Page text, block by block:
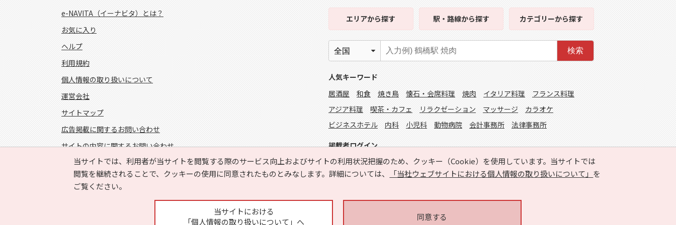
当サイトでは、利用者が当サイトを閲覧する際のサービス向上およびサイトの利用状況把握のため、クッキー（Cookie）を使用しています。当サイトでは
閲覧を継続されることで、クッキーの使用に同意されたものとみなします。詳細については、
「当社ウェブサイトにおける個人情報の取り扱いについて」 を
ご覧ください。
当サイトにおける
「個人情報の取り扱いについて」へ
同意する
e-NAVITA（イーナビタ）とは？
お気に入り
ヘルプ
利用規約
個人情報の取り扱いについて
運営会社
サイトマップ
広告掲載に関するお問い合わせ
サイトの内容に関するお問い合わせ
エリアから探す 駅・路線から探す カテゴリーから探す
検索
人気キーワード
居酒屋
和食 焼き鳥 懐石・会席料理 焼肉 イタリア料理
フランス料理
アジア料理
喫茶・カフェ リラクゼーション マッサージ
カラオケ
ビジネスホテル
内科 小児科 動物病院 会計事務所 法律事務所
掲載者ログイン
FOLLOW US!